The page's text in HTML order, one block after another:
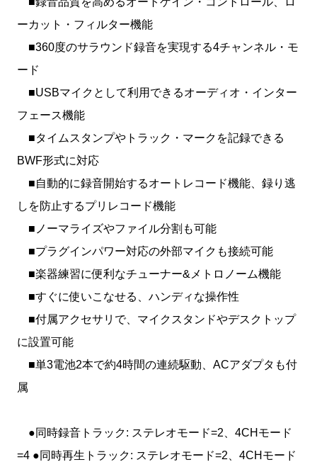
ーカット・フィルター機能
■360度のサラウンド録音を実現する4チャンネル・モ
ード
■USBマイクとして利用できるオーディオ・インター
フェース機能
■タイムスタンプやトラック・マークを記録できる
BWF形式に対応
■自動的に録音開始するオートレコード機能、録り逃
しを防止するプリレコード機能
■ノーマライズやファイル分割も可能
■プラグインパワー対応の外部マイクも接続可能
■楽器練習に便利なチューナー&メトロノーム機能
■すぐに使いこなせる、ハンディな操作性
■付属アクセサリで、マイクスタンドやデスクトップ
に設置可能
■単3電池2本で約4時間の連続駆動、ACアダプタも付
属
●同時録音トラック: ステレオモード=2、4CHモード
=4 ●同時再生トラック: ステレオモード=2、4CHモード